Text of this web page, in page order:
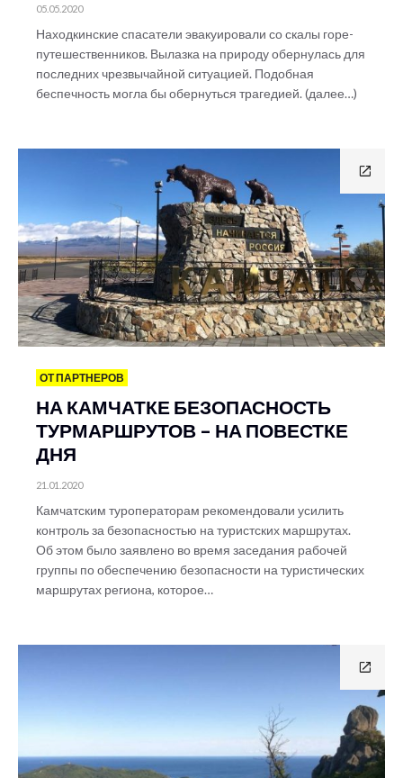
05.05.2020
Находкинские спасатели эвакуировали со скалы горе-
путешественников. Вылазка на природу обернулась для
последних чрезвычайной ситуацией. Подобная
беспечность могла бы обернуться трагедией. (далее…)
ОТ ПАРТНЕРОВ
НА КАМЧАТКЕ БЕЗОПАСНОСТЬ
ТУРМАРШРУТОВ – НА ПОВЕСТКЕ
ДНЯ
21.01.2020
Камчатским туроператорам рекомендовали усилить
контроль за безопасностью на туристских маршрутах.
Об этом было заявлено во время заседания рабочей
группы по обеспечению безопасности на туристических
маршрутах региона, которое…